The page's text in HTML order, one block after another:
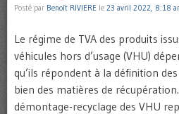
Posté par Benoît RIVIERE le 23 avril 2022, 8:18
Le régime de TVA des produits
véhicules hors d’usage (VHU)
qu’ils répondent à la définition
bien des matières de
démontage-recyclage des VHU